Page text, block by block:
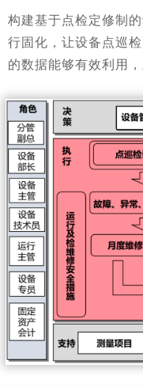
构建基于点检定修制
行固化，让设备点巡
的数据能够有效利用